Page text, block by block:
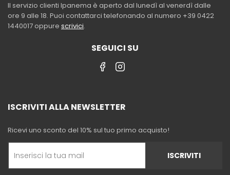
Il servizio clienti Ipanema è aperto dal lunedì al venerdì dalle
ore 9 alle 18. Puoi contattarci telefonando al numero +39 0422
1440017 oppure scrivici.
SEGUICI SU
ISCRIVITI ALLA NEWSLETTER
Ricevi uno sconto del 10% sul tuo primo acquisto!
ISCRIVITI